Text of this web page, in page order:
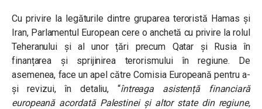
Cu privire la legăturile dintre gruparea teroristă Hamas și
Iran, Parlamentul European cere o anchetă cu privire la rolul
Teheranului și al unor țări precum Qatar și Rusia în
finanțarea și sprijinirea terorismului în regiune. De
asemenea, face un apel către Comisia Europeană pentru a-
și revizui, în detaliu, “întreaga asistență financiară
europeană acordată Palestinei și altor state din regiune,